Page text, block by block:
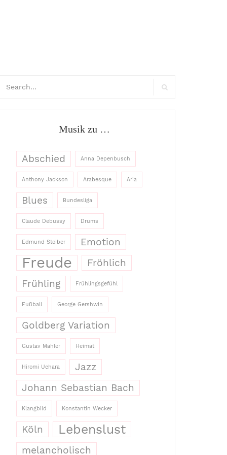
Musik zu …
Abschied Anna Depenbusch
Anthony Jackson Arabesque Aria
Blues Bundesliga
Claude Debussy Drums
Edmund Stoiber Emotion
Freude
Fröhlich
Frühling
Frühlingsgefühl
Fußball George Gershwin
Goldberg Variation
Gustav Mahler Heimat
Hiromi Uehara
Jazz
Johann Sebastian Bach
Klangbild Konstantin Wecker
Köln Lebenslust
melancholisch